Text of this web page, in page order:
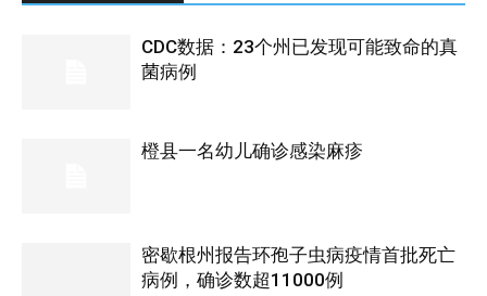
CDC数据：23个州已发现可能致命的真
菌病例
橙县一名幼儿确诊感染麻疹
密歇根州报告环孢子虫病疫情首批死亡
病例，确诊数超11000例